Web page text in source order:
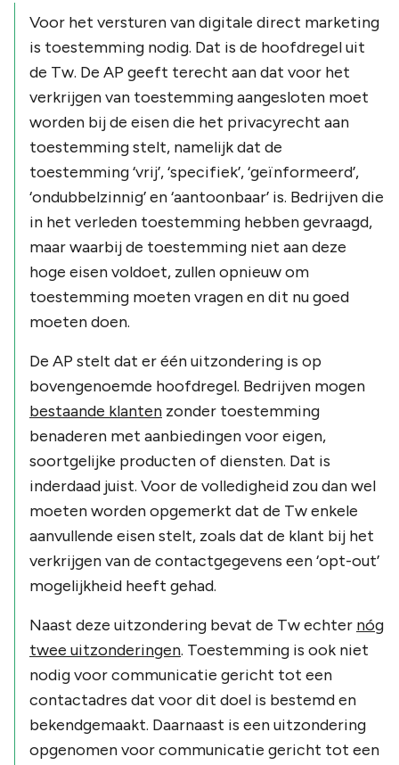
Voor het versturen van digitale direct marketing
is toestemming nodig. Dat is de hoofdregel uit
de Tw. De AP geeft terecht aan dat voor het
verkrijgen van toestemming aangesloten moet
worden bij de eisen die het privacyrecht aan
toestemming stelt, namelijk dat de
toestemming ‘vrij’, ‘specifiek’, ‘geïnformeerd’,
‘ondubbelzinnig’ en ‘aantoonbaar’ is. Bedrijven die
in het verleden toestemming hebben gevraagd,
maar waarbij de toestemming niet aan deze
hoge eisen voldoet, zullen opnieuw om
toestemming moeten vragen en dit nu goed
moeten doen.
De AP stelt dat er één uitzondering is op
bovengenoemde hoofdregel. Bedrijven mogen
bestaande klanten zonder toestemming
benaderen met aanbiedingen voor eigen,
soortgelijke producten of diensten. Dat is
inderdaad juist. Voor de volledigheid zou dan wel
moeten worden opgemerkt dat de Tw enkele
aanvullende eisen stelt, zoals dat de klant bij het
verkrijgen van de contactgegevens een ‘opt-out’
mogelijkheid heeft gehad.
Naast deze uitzondering bevat de Tw echter nóg
twee uitzonderingen. Toestemming is ook niet
nodig voor communicatie gericht tot een
contactadres dat voor dit doel is bestemd en
bekendgemaakt. Daarnaast is een uitzondering
opgenomen voor communicatie gericht tot een